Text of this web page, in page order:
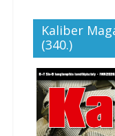
Kaliber
(340.)